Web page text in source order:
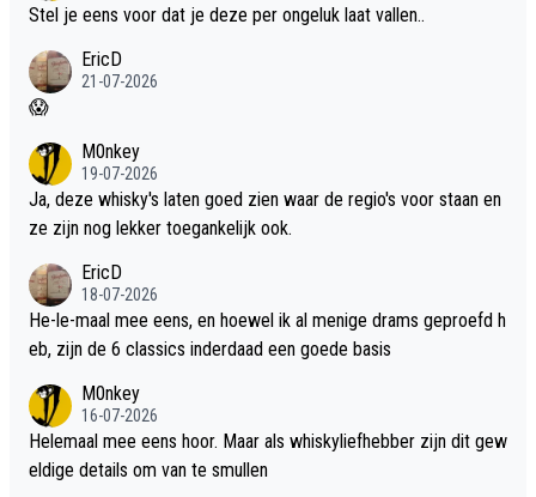
Stel je eens voor dat je deze per ongeluk laat vallen..
EricD
21-07-2026
😱
M0nkey
19-07-2026
Ja, deze whisky's laten goed zien waar de regio's voor staan en
ze zijn nog lekker toegankelijk ook.
EricD
18-07-2026
He-le-maal mee eens, en hoewel ik al menige drams geproefd h
eb, zijn de 6 classics inderdaad een goede basis
M0nkey
16-07-2026
Helemaal mee eens hoor. Maar als whiskyliefhebber zijn dit gew
eldige details om van te smullen